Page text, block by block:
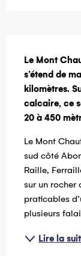
Le Mont
s’étend de
kilomètres.
calcaire, ce
20 à 450
Le Mont
sud côté
Raille,
sur un rocher
praticables
plusieurs
Lire la